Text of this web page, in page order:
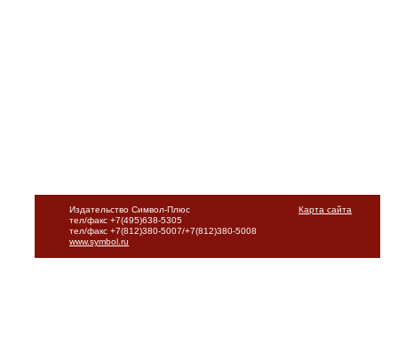
Карта сайта
Издательство Символ-Плюс
тел/факс +7(495)638-5305
тел/факс +7(812)380-5007/+7(812)380-5008
www.symbol.ru